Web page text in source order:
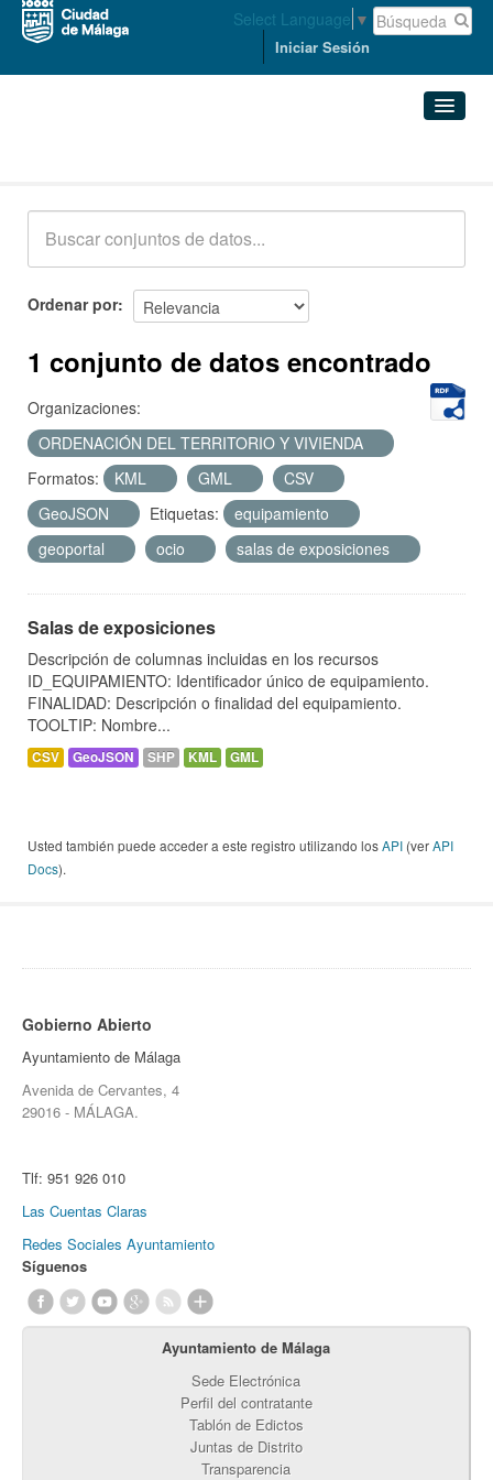
Select Language ▼
Iniciar Sesión
Acerca de
Ordenar por
1 conjunto de datos encontrado
Organizaciones:
ORDENACIÓN DEL TERRITORIO Y VIVIENDA
Formatos:
KML GML
CSV
GeoJSON
Etiquetas:
equipamiento
geoportal
ocio salas de exposiciones
Salas de exposiciones
Descripción de columnas incluidas en los recursos
ID_EQUIPAMIENTO: Identificador único de equipamiento.
FINALIDAD: Descripción o finalidad del equipamiento.
TOOLTIP: Nombre...
CSV GeoJSON SHP KML GML
Usted también puede acceder a este registro utilizando losAPI (verAPI
Docs).
Gobierno Abierto
Ayuntamiento de Málaga
Avenida de Cervantes, 4
29016 - MÁLAGA.
Tlf: 951 926 010
Las Cuentas Claras
Redes Sociales Ayuntamiento
Síguenos
Ayuntamiento de Málaga
Sede Electrónica
Perfil del contratante
Tablón de Edictos
Juntas de Distrito
Transparencia